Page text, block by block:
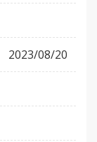
2023/08/20